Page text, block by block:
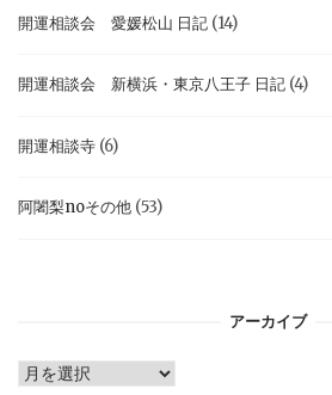
開運相談会 愛媛松山 日記 (14)
開運相談会 新横浜・東京八王子 日記 (4)
開運相談寺 (6)
阿闍梨noその他 (53)
アーカイブ
ア